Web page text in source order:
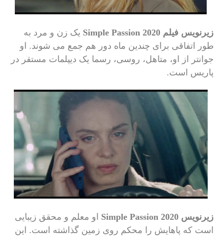
زیرنویس فیلم Simple Passion 2020
یک زن و مرد به
طور اتفاقی برای چندین ماه دور هم جمع می شوند. او
جوانتر از او، متاهل، روسی، رسما یک دیپلمات مستقر در
پاریس است.
زیرنویس Simple Passion 2020
او معلم و محقق زیبایی
است که پاهایش را محکم روی زمین گذاشته است. این